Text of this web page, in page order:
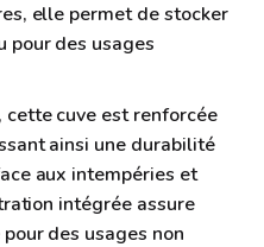
elle permet de stocker
pour des usages
cuve est renforcée
ainsi une durabilité
aux intempéries et
intégrée assure
des usages non